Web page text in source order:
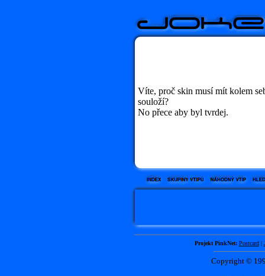
Víte, proč skin musí mít kolem
souloží?
No přece aby byl tvrdej.
Projekt PinkNet: Postcard|
Copyright ©